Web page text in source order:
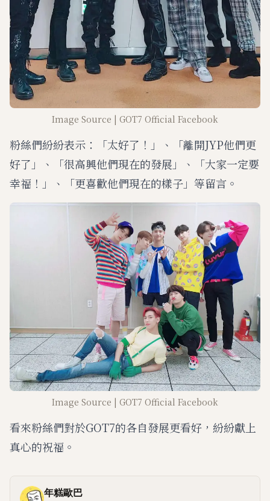
Image Source | GOT7 Official Facebook
粉絲們紛紛表示：「太好了！」、「離開JYP他們更
好了」、「很高興他們現在的發展」、「大家一定要
幸福！」、「更喜歡他們現在的樣子」等留言。
Image Source | GOT7 Official Facebook
看來粉絲們對於GOT7的各自發展更看好，紛紛獻上
真心的祝福。
年糕歐巴